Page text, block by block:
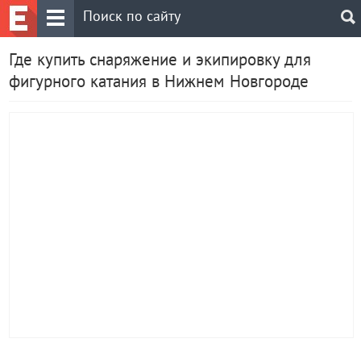
Где купить снаряжение и экипировку для
фигурного катания в Нижнем Новгороде